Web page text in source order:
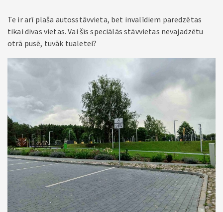
Te ir arī plaša autosstāvvieta, bet invalīdiem paredzētas
tikai divas vietas. Vai šīs speciālās stāvvietas nevajadzētu
otrā pusē, tuvāk tualetei?